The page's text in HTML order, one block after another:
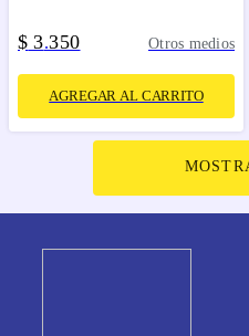
$ 3.350 Otros medios
AGREGAR AL CARRITO